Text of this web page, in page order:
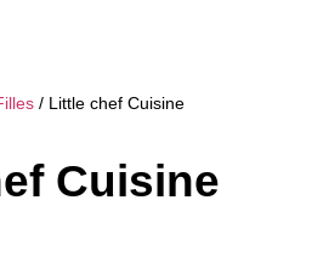
/ Little chef Cuisine
Cuisine